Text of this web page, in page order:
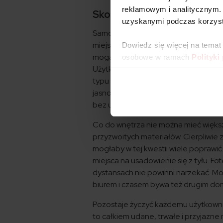
reklamowym i
uzyskanymi podczas
Dowiedz się więcej na
osobowe w ramach Polityki
Skoda Fabia – opinie, wady i
Samochód jest dość miękko
miejskiego ruchu, więc w mieście
mogą przeszkadzać miękkość i
Użytkownicy Skody Fabii są
typu męczące usterki. Wszystko
jasno uświadomić, że producenci
bez usterki.
Co do wnętrza nie można mieć
przyzwoitych materiałów.
mogłaby w tej kwestii wiele
miejsca na usadowienie się z tyłu.
dystansach nie powinni narzekać.
biurem i czasem bywa też drugim
Pozostaje życzyć każdemu
to całkiem udane, trwałe i